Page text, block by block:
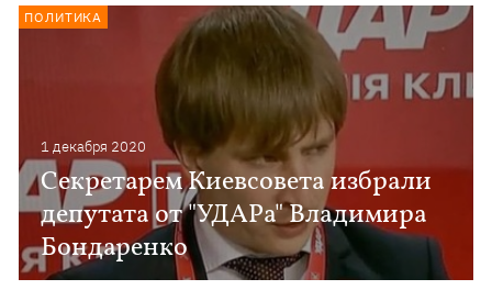
1 декабря 2020
Секретарем Киевсовета избрали
депутата от "УДАРа" Владимира
Бондаренко
ПОЛИТИКА